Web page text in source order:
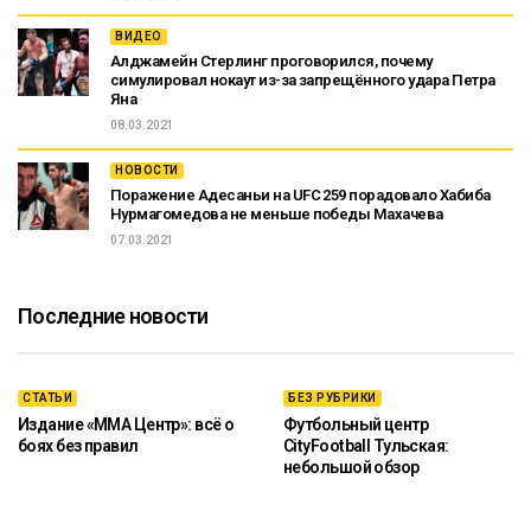
ВИДЕО
Алджамейн Стерлинг проговорился, почему
симулировал нокаут из-за запрещённого удара Петра
Яна
08.03.2021
НОВОСТИ
Поражение Адесаньи на UFC 259 порадовало Хабиба
Нурмагомедова не меньше победы Махачева
07.03.2021
Последние новости
СТАТЬИ
Издание «ММА Центр»: всё о
боях без правил
БЕЗ РУБРИКИ
Футбольный центр
CityFootball Тульская:
небольшой обзор